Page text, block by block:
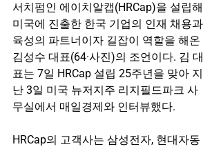
서치펌인 에이치알캡(HRCap)을 설립해
미국에 진출한 한국 기업의 인재 채용과
육성의 파트너이자 길잡이 역할을 해온
김성수 대표(64·사진)의 조언이다. 김 대
표는 7일 HRCap 설립 25주년을 맞아 지
난 3일 미국 뉴저지주 리지필드파크 사
무실에서 매일경제와 인터뷰했다.
HRCap의 고객사는 삼성전자, 현대자동